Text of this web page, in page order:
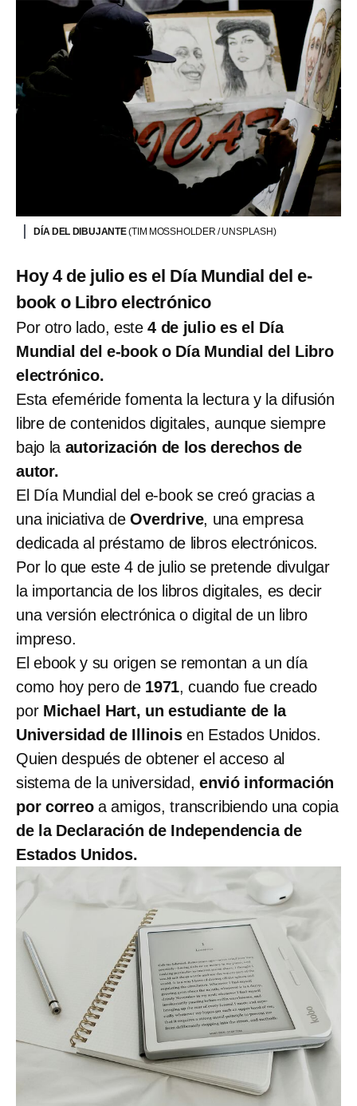
DÍA DEL DIBUJANTE(TIM MOSSHOLDER / UNSPLASH)
Hoy 4 de julio es el Día Mundial del e-
book o Libro electrónico
Por otro lado, este4 de julio es el Día
Mundial del e-book o Día Mundial del Libro
electrónico.
Esta efeméride fomenta la lectura y la difusión
libre de contenidos digitales, aunque siempre
bajo la autorización de los derechos de
autor.
El Día Mundial del e-book se creó gracias a
una iniciativa deOverdrive, una empresa
dedicada al préstamo de libros electrónicos.
Por lo que este 4 de julio se pretende divulgar
la importancia de los libros digitales, es decir
una versión electrónica o digital de un libro
impreso.
El ebook y su origen se remontan a un día
como hoy pero de 1971, cuando fue creado
por Michael Hart, un estudiante de la
Universidad de Illinoisen Estados Unidos.
Quien después de obtener el acceso al
sistema de la universidad,envió información
por correoa amigos, transcribiendo una copia
de la Declaración de Independencia de
Estados Unidos.